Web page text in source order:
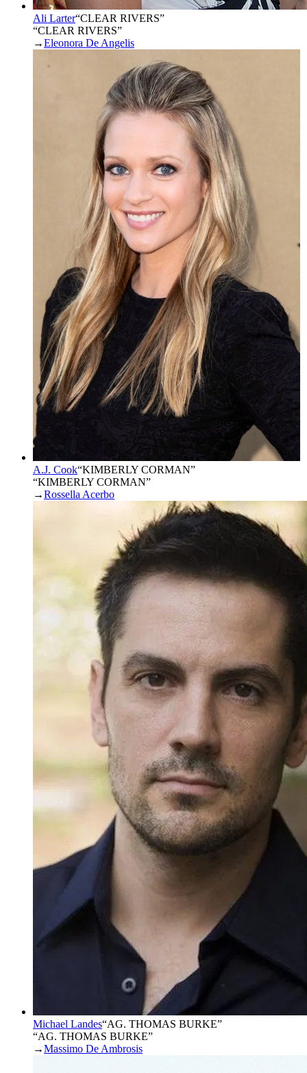
Ali Larter“CLEAR RIVERS”
“CLEAR RIVERS”
→Eleonora De Angelis
A.J. Cook“KIMBERLY CORMAN”
“KIMBERLY CORMAN”
→Rossella Acerbo
Michael Landes“AG. THOMAS BURKE”
“AG. THOMAS BURKE”
→Massimo De Ambrosis